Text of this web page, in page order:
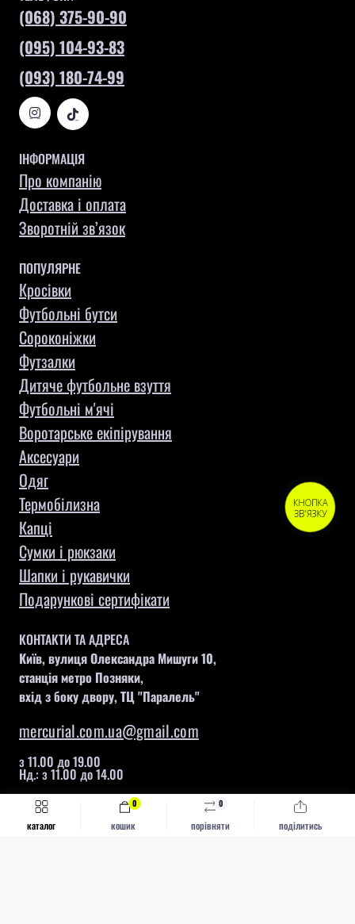
каталог порівняти
0
поділитись
кошик
0
Швидке замовлення
(068) 375-90-90
(095) 104-93-83
(093) 180-74-99
ІНФОРМАЦІЯ
Про компанію
Доставка і оплата
Зворотній зв’язок
ПОПУЛЯРНЕ
Кросівки
Футбольні бутси
Сороконіжки
Футзалки
Дитяче футбольне взуття
Футбольні м'ячі
Воротарське екіпірування
Aксесуари
Одяг
Термобілизна
Капці
Сумки і рюкзаки
Шапки і рукавички
Подарункові сертифікати
КОНТАКТИ ТА АДРЕСА
Київ, вулиця Олександра Мишуги 10,
станція метро Позняки,
вхід з боку двору, ТЦ "Паралель"
mercurial.com.ua@gmail.com
з 11.00 до 19.00
Нд.: з 11.00 до 14.00
КНОПКА
ЗВ'ЯЗКУ